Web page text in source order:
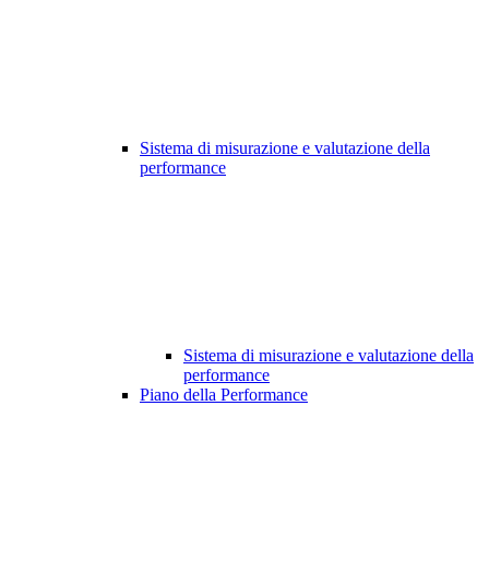
Sistema di misurazione e valutazione della
performance
Sistema di misurazione e valutazione della
performance
Piano della Performance